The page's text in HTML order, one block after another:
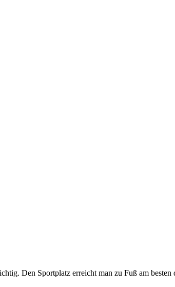
Den Sportplatz erreicht man zu Fuß am